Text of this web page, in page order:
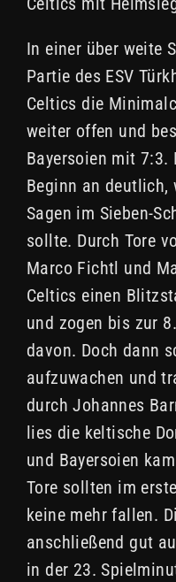
In einer über weite
Partie des ESV
Celtics die
weiter offen und
Bayersoien mit 7:3.
Beginn an deutlich,
Sagen im Sieben-
sollte. Durch Tore
Marco Fichtl und
Celtics einen
und zogen bis zur
davon. Doch dann
aufzuwachen und
durch Johannes
lies die keltische
und Bayersoien
Tore sollten im
keine mehr fallen.
anschließend gut
in der 23.